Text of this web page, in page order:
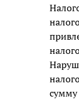
сумму